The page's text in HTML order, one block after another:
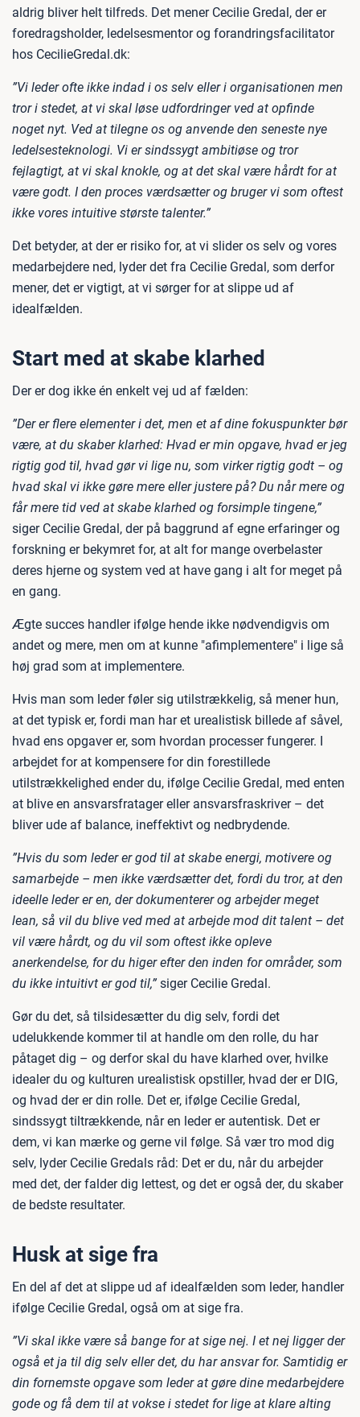
aldrig bliver helt tilfreds. Det mener Cecilie Gredal, der er
foredragsholder, ledelsesmentor og forandringsfacilitator
hos CecilieGredal.dk:
”Vi leder ofte ikke indad i os selv eller i organisationen men
tror i stedet, at vi skal løse udfordringer ved at opfinde
noget nyt. Ved at tilegne os og anvende den seneste nye
ledelsesteknologi. Vi er sindssygt ambitiøse og tror
fejlagtigt, at vi skal knokle, og at det skal være hårdt for at
være godt. I den proces værdsætter og bruger vi som oftest
ikke vores intuitive største talenter.”
Det betyder, at der er risiko for, at vi slider os selv og vores
medarbejdere ned, lyder det fra Cecilie Gredal, som derfor
mener, det er vigtigt, at vi sørger for at slippe ud af
idealfælden.
Start med at skabe klarhed
Der er dog ikke én enkelt vej ud af fælden:
”Der er flere elementer i det, men et af dine fokuspunkter bør
være, at du skaber klarhed: Hvad er min opgave, hvad er jeg
rigtig god til, hvad gør vi lige nu, som virker rigtig godt – og
hvad skal vi ikke gøre mere eller justere på? Du når mere og
får mere tid ved at skabe klarhed og forsimple tingene,”
siger Cecilie Gredal, der på baggrund af egne erfaringer og
forskning er bekymret for, at alt for mange overbelaster
deres hjerne og system ved at have gang i alt for meget på
en gang.
Ægte succes handler ifølge hende ikke nødvendigvis om
andet og mere, men om at kunne "afimplementere" i lige så
høj grad som at implementere.
Hvis man som leder føler sig utilstrækkelig, så mener hun,
at det typisk er, fordi man har et urealistisk billede af såvel,
hvad ens opgaver er, som hvordan processer fungerer. I
arbejdet for at kompensere for din forestillede
utilstrækkelighed ender du, ifølge Cecilie Gredal, med enten
at blive en ansvarsfratager eller ansvarsfraskriver – det
bliver ude af balance, ineffektivt og nedbrydende.
”Hvis du som leder er god til at skabe energi, motivere og
samarbejde – men ikke værdsætter det, fordi du tror, at den
ideelle leder er en, der dokumenterer og arbejder meget
lean, så vil du blive ved med at arbejde mod dit talent – det
vil være hårdt, og du vil som oftest ikke opleve
anerkendelse, for du higer efter den inden for områder, som
du ikke intuitivt er god til,” siger Cecilie Gredal.
Gør du det, så tilsidesætter du dig selv, fordi det
udelukkende kommer til at handle om den rolle, du har
påtaget dig – og derfor skal du have klarhed over, hvilke
idealer du og kulturen urealistisk opstiller, hvad der er DIG,
og hvad der er din rolle. Det er, ifølge Cecilie Gredal,
sindssygt tiltrækkende, når en leder er autentisk. Det er
dem, vi kan mærke og gerne vil følge. Så vær tro mod dig
selv, lyder Cecilie Gredals råd: Det er du, når du arbejder
med det, der falder dig lettest, og det er også der, du skaber
de bedste resultater.
Husk at sige fra
En del af det at slippe ud af idealfælden som leder, handler
ifølge Cecilie Gredal, også om at sige fra.
”Vi skal ikke være så bange for at sige nej. I et nej ligger der
også et ja til dig selv eller det, du har ansvar for. Samtidig er
din fornemste opgave som leder at gøre dine medarbejdere
gode og få dem til at vokse i stedet for lige at klare alting